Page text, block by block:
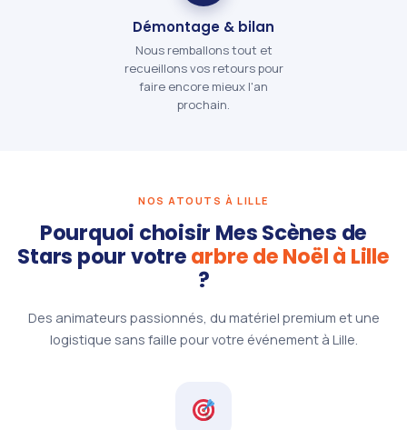
Démontage & bilan
Nous remballons tout et
recueillons vos retours pour
faire encore mieux l'an
prochain.
NOS ATOUTS À LILLE
Pourquoi choisir Mes Scènes de
Stars pour votrearbre de Noël à Lille
?
Des animateurs passionnés, du matériel premium et une
logistique sans faille pour votre événement à Lille.